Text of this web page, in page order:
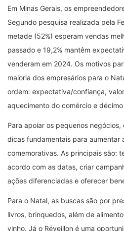
Em Minas Gerais, os
Segundo pesquisa realizada pela
metade (52%) esperam vendas
passado e 19,2% mantêm
venderam em 2024. Os motivos
maioria dos empresários para o
ordem: expectativa/confiança,
aquecimento do comércio e
Para apoiar os pequenos
dicas fundamentais para aumentar
comemorativas. As principais são:
acordo com as datas, criar
ações diferenciadas e oferecer
Para o Natal, as buscas são por
livros, brinquedos, além de
vinho. Já o Réveillon é uma